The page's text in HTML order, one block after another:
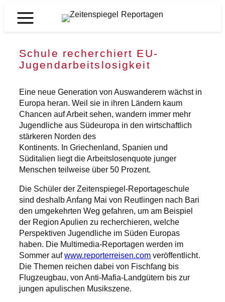
Inhalt
Zeitenspiegel
Schule recherchiert EU-
Jugendarbeitslosigkeit
Eine neue Generation von Auswanderern wächst in
Europa heran. Weil sie in ihren Ländern kaum
Chancen auf Arbeit sehen, wandern immer mehr
Jugendliche aus Südeuropa in den wirtschaftlich
stärkeren Norden des
Kontinents. In Griechenland, Spanien und
Süditalien liegt die Arbeitslosenquote junger
Menschen teilweise über 50 Prozent.
Die Schüler der Zeitenspiegel-Reportageschule
sind deshalb Anfang Mai von Reutlingen nach Bari
den umgekehrten Weg gefahren, um am Beispiel
der Region Apulien zu recherchieren, welche
Perspektiven Jugendliche im Süden Europas
haben. Die Multimedia-Reportagen werden im
Sommer aufwww.reporterreisen.com veröffentlicht.
Die Themen reichen dabei von Fischfang bis
Flugzeugbau, von Anti-Mafia-Landgütern bis zur
jungen apulischen Musikszene.